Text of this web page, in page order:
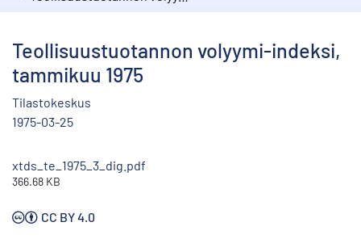
Teollisuustuotannon volyymi-indeksi,
tammikuu 1975
Tilastokeskus
1975-03-25
xtds_te_1975_3_dig.pdf
366.68 KB
CC BY 4.0